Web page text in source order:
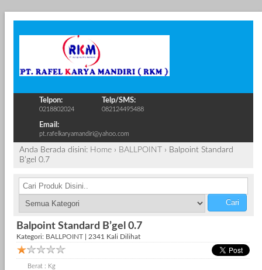
Telpon:
0218802024
Telp/SMS:
082124495488
Email:
pt.rafelkaryamandiri@yahoo.com
Anda Berada disini: Home › BALLPOINT › Balpoint Standard
B’gel 0.7
Cari
Balpoint Standard B’gel 0.7
Kategori: BALLPOINT | 2341 Kali Dilihat
Berat : Kg